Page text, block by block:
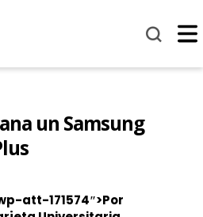
un Samsung
att-171574″>Por